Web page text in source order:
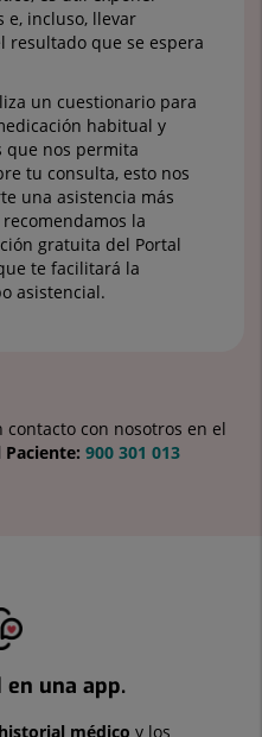
e, incluso, llevar
resultado que se espera
un cuestionario para
habitual y
que nos permita
tu consulta, esto nos
una asistencia más
la
gratuita del Portal
te facilitará la
asistencial.
con nosotros en el
900 301 013
en una app.
historial médico y los